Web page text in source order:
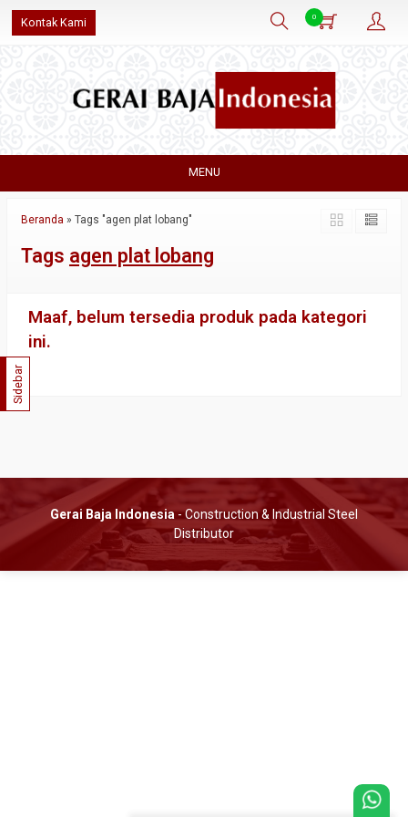
Kontak Kami 0
MENU
Beranda » Tags "agen plat lobang"
Tags agen plat lobang
Maaf, belum tersedia produk pada kategori
ini.
Sidebar
Gerai Baja Indonesia- Construction & Industrial Steel
Distributor